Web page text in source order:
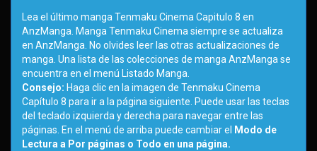
Lea el último manga Tenmaku Cinema Capitulo 8 en
AnzManga. Manga Tenmaku Cinema siempre se actualiza
en AnzManga. No olvides leer las otras actualizaciones de
manga. Una lista de las colecciones de manga AnzManga se
encuentra en el menú Listado Manga.
Consejo: Haga clic en la imagen de Tenmaku Cinema
Capítulo 8 para ir a la página siguiente. Puede usar las teclas
del teclado izquierda y derecha para navegar entre las
páginas. En el menú de arriba puede cambiar el
Modo de
Lectura a Por páginas o Todo en una página.